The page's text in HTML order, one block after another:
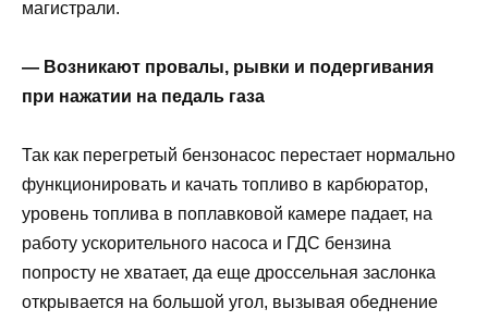
магистрали.
— Возникают провалы, рывки и подергивания
при нажатии на педаль газа
Так как перегретый бензонасос перестает нормально
функционировать и качать топливо в карбюратор,
уровень топлива в поплавковой камере падает, на
работу ускорительного насоса и ГДС бензина
попросту не хватает, да еще дроссельная заслонка
открывается на большой угол, вызывая обеднение